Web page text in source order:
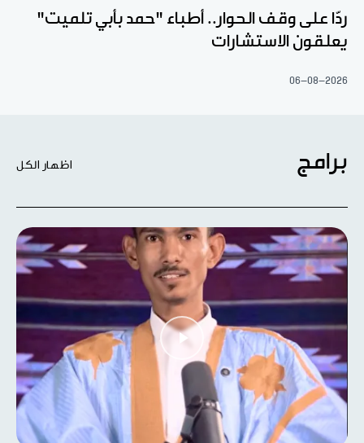
ردّا على وقف الحوار.. أطباء "حمد بأبي تلميت"
يعلقون الاستشارات
06-08-2026
برامج اظهار الكل